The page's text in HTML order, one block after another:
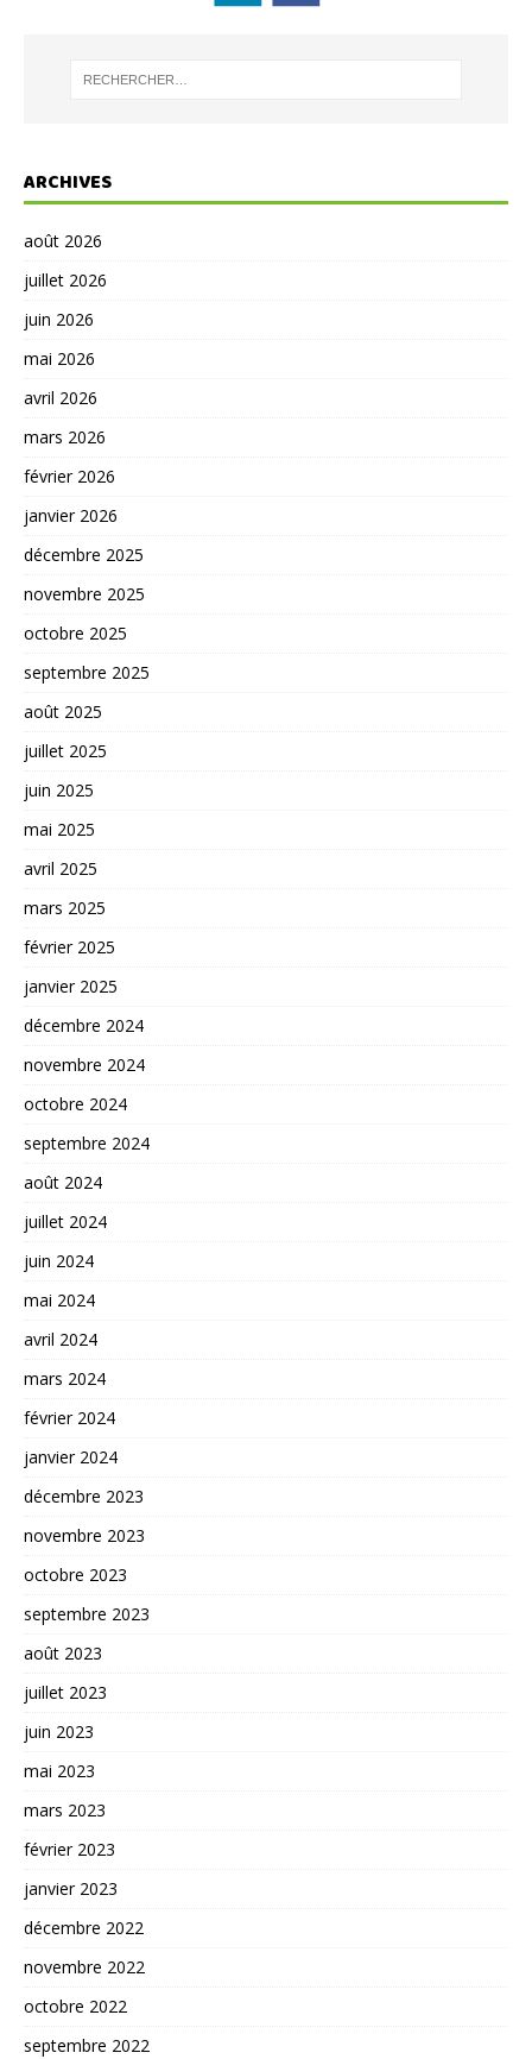
ARCHIVES
août 2026
juillet 2026
juin 2026
mai 2026
avril 2026
mars 2026
février 2026
janvier 2026
décembre 2025
novembre 2025
octobre 2025
septembre 2025
août 2025
juillet 2025
juin 2025
mai 2025
avril 2025
mars 2025
février 2025
janvier 2025
décembre 2024
novembre 2024
octobre 2024
septembre 2024
août 2024
juillet 2024
juin 2024
mai 2024
avril 2024
mars 2024
février 2024
janvier 2024
décembre 2023
novembre 2023
octobre 2023
septembre 2023
août 2023
juillet 2023
juin 2023
mai 2023
mars 2023
février 2023
janvier 2023
décembre 2022
novembre 2022
octobre 2022
septembre 2022